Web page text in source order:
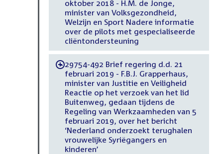
oktober 2018 - H.M. de Jonge,
minister van Volksgezondheid,
Welzijn en Sport Nadere informatie
over de pilots met gespecialiseerde
cliëntondersteuning
-29754-492 Brief regering d.d. 21
februari 2019 - F.B.J. Grapperhaus,
minister van Justitie en Veiligheid
Reactie op het verzoek van het lid
Buitenweg, gedaan tijdens de
Regeling van Werkzaamheden van 5
februari 2019, over het bericht
‘Nederland onderzoekt terughalen
vrouwelijke Syriëgangers en
kinderen’